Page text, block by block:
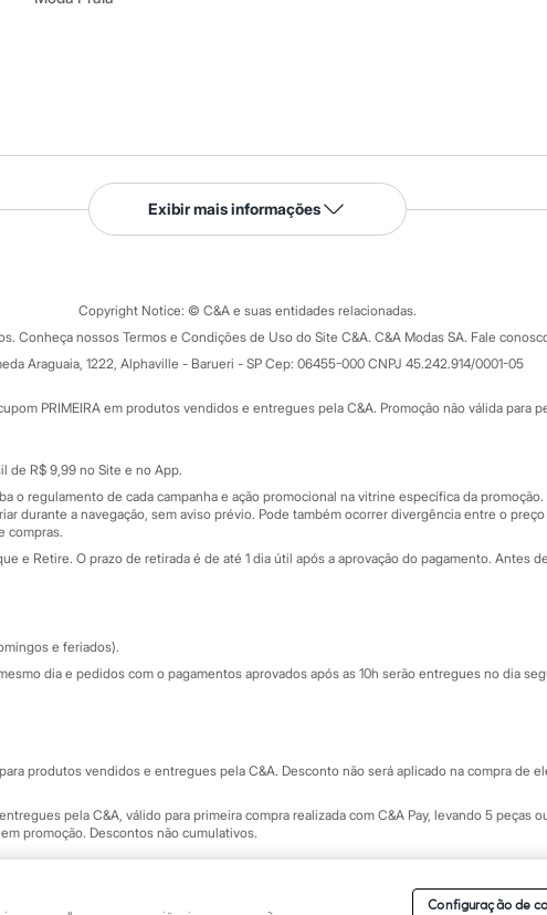
Serviços
Tipos de serviços
Formas de pagamento
Todas as vantagens
Minha C&A
Cupons de desconto
Exibir mais informações
Copyright Notice: © C&A e suas entidades relacionadas.
Conheça nossos Termos e Condições de Uso do Site C&A. C&A Modas SA. Fale
Araguaia, 1222, Alphaville - Barueri - SP Cep: 06455-000 CNPJ 45.242.914/0001-05
PRIMEIRA em produtos vendidos e entregues pela C&A. Promoção não válida
de R$ 9,99 no Site e no App.
o regulamento de cada campanha e ação promocional na vitrine específica da
durante a navegação, sem aviso prévio. Pode também ocorrer divergência entre o
compras.
e Retire. O prazo de retirada é de até 1 dia útil após a aprovação do pagamento.
e feriados).
dia e pedidos com o pagamentos aprovados após as 10h serão entregues no dia
produtos vendidos e entregues pela C&A. Desconto não será aplicado na compra de
pela C&A, válido para primeira compra realizada com C&A Pay, levando 5 peças
promoção. Descontos não cumulativos.
Configuração de